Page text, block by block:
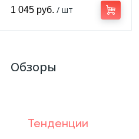
1 045 руб. / шт
Обзоры
Тенденции